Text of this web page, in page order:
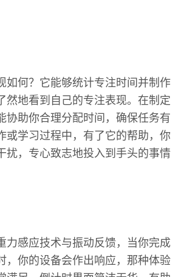
如何？它能够统计专注时间并制作
然地看到自己的专注表现。在制定
协助你合理分配时间，确保任务有
或学习过程中，有了它的帮助，你
扰，专心致志地投入到手头的事情
力感应技术与振动反馈，当你完成
，你的设备会作出响应，那种体验